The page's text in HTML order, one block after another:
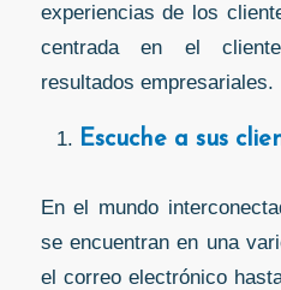
experiencias de los
centrada en el
resultados empresariales.
Escuche a sus
En el mundo
se encuentran en una
el correo electrónico